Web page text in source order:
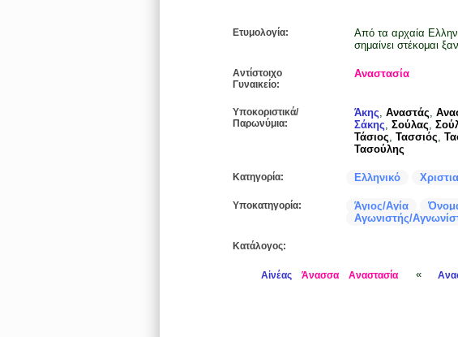
Ετυμολογία:
Από τα αρχαία
σημαίνει στέκομαι
Αντίστοιχο
Γυναικείο:
Αναστασία
Υποκοριστικά/
Παρωνύμια:
Άκης, Αναστάς,
Σάκης, Σούλας,
Τάσιος, Τασσιός,
Τασούλης
Κατηγορία: Ελληνικό
Υποκατηγορία: Άγιος/Αγία
Αγωνιστής/
Κατάλογος:
Αἰνέας Άνασσα Αναστασία «